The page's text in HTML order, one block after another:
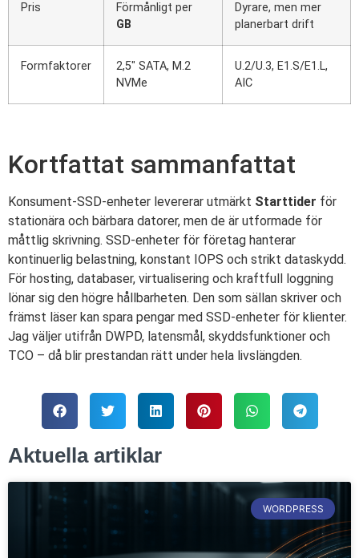
Pris
Förmånligt per
GB
Dyrare, men mer
planerbart drift
Formfaktorer
2,5″ SATA, M.2
NVMe
U.2/U.3, E1.S/E1.L,
AIC
Kortfattat sammanfattat
Konsument-SSD-enheter levererar utmärkt Starttider för
stationära och bärbara datorer, men de är utformade för
måttlig skrivning. SSD-enheter för företag hanterar
kontinuerlig belastning, konstant IOPS och strikt dataskydd.
För hosting, databaser, virtualisering och kraftfull loggning
lönar sig den högre hållbarheten. Den som sällan skriver och
främst läser kan spara pengar med SSD-enheter för klienter.
Jag väljer utifrån DWPD, latensmål, skyddsfunktioner och
TCO – då blir prestandan rätt under hela livslängden.
Aktuella artiklar
WORDPRESS